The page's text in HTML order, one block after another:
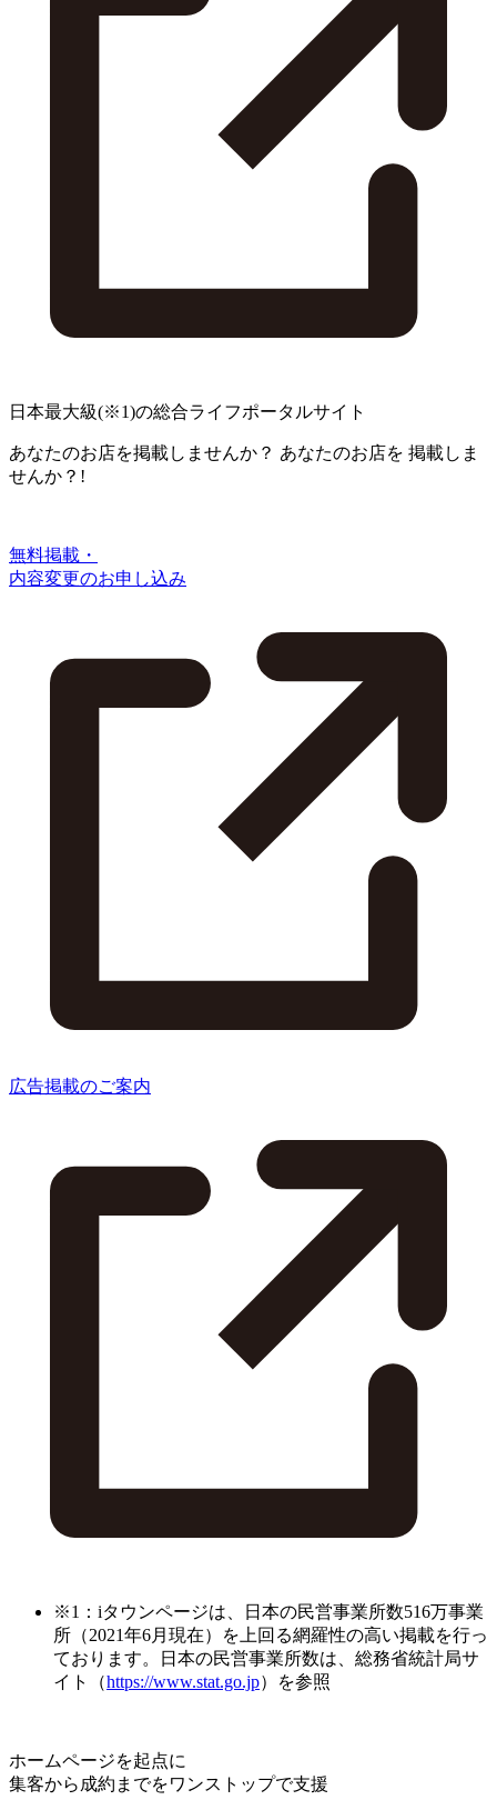
日本最大級(※1)の総合ライフポータルサイト
あなたのお店を掲載しませんか？ あなたのお店を 掲載しま
せんか？!
無料掲載・
内容変更のお申し込み
広告掲載のご案内
※1：iタウンページは、日本の民営事業所数516万事業
所（2021年6月現在）を上回る網羅性の高い掲載を行っ
ております。日本の民営事業所数は、総務省統計局サ
イト（https://www.stat.go.jp）を参照
ホームページを起点に
集客から成約までをワンストップで支援